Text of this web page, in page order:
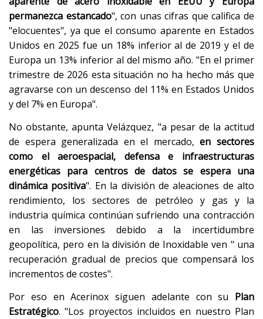
permanezca estancado", con unas cifras que califica de
"elocuentes", ya que el consumo aparente en Estados
Unidos en 2025 fue un 18% inferior al de 2019 y el de
Europa un 13% inferior al del mismo año. "En el primer
trimestre de 2026 esta situación no ha hecho más que
agravarse con un descenso del 11% en Estados Unidos
y del 7% en Europa".
No obstante, apunta Velázquez, "a pesar de la actitud
de espera generalizada en el mercado,en sectores
como el aeroespacial, defensa e infraestructuras
energéticas para centros de datos se espera una
dinámica positiva". En la división de aleaciones de alto
rendimiento, los sectores de petróleo y gas y la
industria química continúan sufriendo una contracción
en las inversiones debido a la incertidumbre
geopolítica, pero en la división de Inoxidable ven " una
recuperación gradual de precios que compensará los
incrementos de costes".
Por eso en Acerinox siguen adelante con su Plan
Estratégico. "Los proyectos incluidos en nuestro Plan